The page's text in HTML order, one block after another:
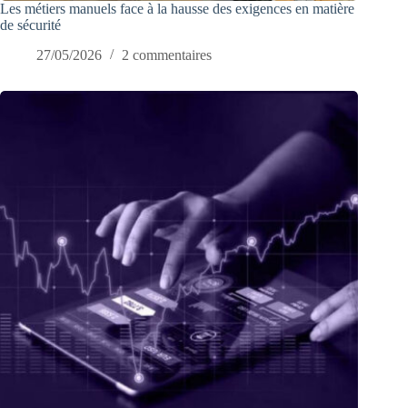
Les métiers manuels face à la hausse des exigences en matière
de sécurité
27/05/2026
2 commentaires